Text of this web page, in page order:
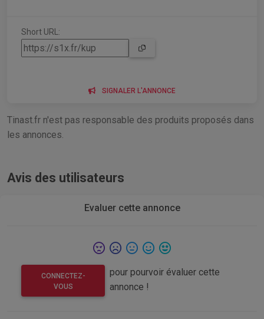
Short URL:
SIGNALER L'ANNONCE
Tinast.fr n'est pas responsable des produits proposés dans
les annonces.
Avis des utilisateurs
Evaluer cette annonce
CONNECTEZ-
VOUS
pour pourvoir évaluer cette
annonce !